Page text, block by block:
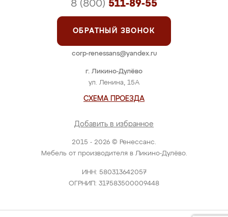
2015 - 2026 © Ренессанс.
Мебель от производителя в Ликино-Дулёво.
ИНН: 580313642057
ОГРНИП: 317583500009448
г. Ликино-Дулёво
ул. Ленина, 15А
СХЕМА ПРОЕЗДА
Добавить в избранное
8 (800) 511-89-55
ОБРАТНЫЙ ЗВОНОК
corp-renessans@yandex.ru